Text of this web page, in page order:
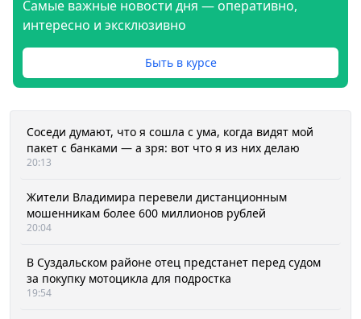
Самые важные новости дня — оперативно,
интересно и эксклюзивно
Быть в курсе
Соседи думают, что я сошла с ума, когда видят мой
пакет с банками — а зря: вот что я из них делаю
20:13
Жители Владимира перевели дистанционным
мошенникам более 600 миллионов рублей
20:04
В Суздальском районе отец предстанет перед судом
за покупку мотоцикла для подростка
19:54